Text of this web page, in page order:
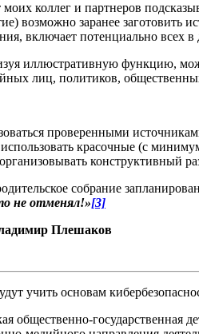
коллег и партнеров
возможно заранее
включает потенциально всех
иллюстративную функцию,
лиц, политиков,
проверенными
использовать красочные (с
конструктивный
собрание
не отменял!»[3]
Плешаков
учить основам
общественно-государственная